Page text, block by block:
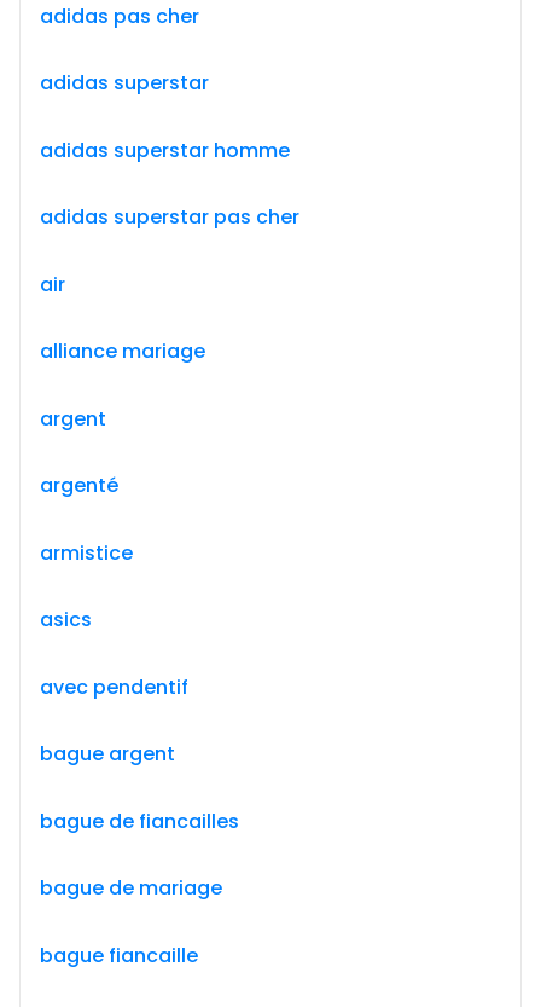
adidas pas cher
adidas superstar
adidas superstar homme
adidas superstar pas cher
air
alliance mariage
argent
argenté
armistice
asics
avec pendentif
bague argent
bague de fiancailles
bague de mariage
bague fiancaille